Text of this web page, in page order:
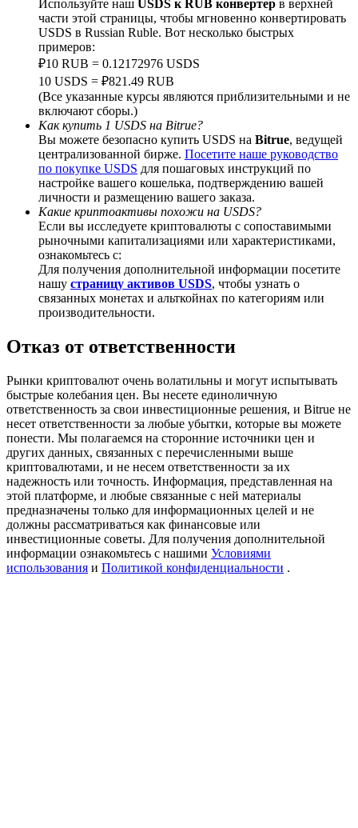
BTC Welcome Rewards
Deposit & Trade BTC to Share 25000 USDT prize pool!
Deposit CASHCAT & Win
Share 500000 CASHCAT prize pool
Exclusive for BitMart Users
Register & Trade to Win 500,000 USDT
Trade Gold & Silver · 33,333 USDT Bonus
USDT New User Exclusive 10% APR
USDT Flexible Staking | Daily Rewards
BTC New User Exclusive: 6.5% APR
Используйте наш USDS к RUB конвертер в верхней
части этой страницы, чтобы мгновенно конвертировать
USDS в Russian Ruble. Вот несколько быстрых
примеров:
₽10 RUB = 0.12172976 USDS
10 USDS = ₽821.49 RUB
(Все указанные курсы являются приблизительными и не
включают сборы.)
Как купить 1 USDS на Bitrue?
Вы можете безопасно купить USDS на Bitrue, ведущей
централизованной бирже. Посетите наше руководство
по покупке USDS для пошаговых инструкций по
настройке вашего кошелька, подтверждению вашей
личности и размещению вашего заказа.
Какие криптоактивы похожи на USDS?
Если вы исследуете криптовалюты с сопоставимыми
рыночными капитализациями или характеристиками,
ознакомьтесь с:
Для получения дополнительной информации посетите
нашу страницу активов USDS, чтобы узнать о
связанных монетах и альткойнах по категориям или
производительности.
Отказ от ответственности
Рынки криптовалют очень волатильны и могут испытывать
быстрые колебания цен. Вы несете единоличную
ответственность за свои инвестиционные решения, и Bitrue не
несет ответственности за любые убытки, которые вы можете
понести. Мы полагаемся на сторонние источники цен и
других данных, связанных с перечисленными выше
криптовалютами, и не несем ответственности за их
надежность или точность. Информация, представленная на
этой платформе, и любые связанные с ней материалы
предназначены только для информационных целей и не
должны рассматриваться как финансовые или
инвестиционные советы. Для получения дополнительной
информации ознакомьтесь с нашими Условиями
использования и Политикой конфиденциальности .